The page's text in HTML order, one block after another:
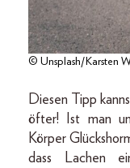
© Unsplash/Karsten
Diesen Tipp
öfter! Ist man
Körper
dass Lachen